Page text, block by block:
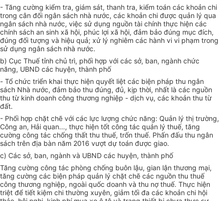
- Tăng cường kiểm tra, giám sát, thanh tra, kiểm toán các khoản chi
trong cân đối ngân sách nhà nước, các khoản chi được quản lý qua
ngân sách nhà nước, việc sử dụng nguồn tài chính thực hiện các
chính sách an sinh xã hội, phúc lợi xã hội, đảm bảo đúng mục đích,
đúng đối tượng và hiệu quả; xử lý nghiêm các hành vi vi phạm trong
sử dụng ngân sách nhà nước.
b) Cục Thuế tỉnh chủ trì, phối hợp với các sở, ban, ngành chức
năng, UBND các huyện, thành phố
- Tổ chức triển khai thực hiện quyết liệt các biện pháp thu ngân
sách Nhà nước, đảm bảo thu đúng, đủ, kịp thời, nhất là các nguồn
thu từ kinh doanh công thương nghiệp - dịch vụ, các khoản thu từ
đất.
- Phối hợp chặt chẽ với các lực lượng chức năng: Quản lý thị trường,
Công an, Hải quan..., thực hiện tốt công tác quản lý thuế, tăng
cường công tác chống thất thu thuế, trốn thuế. Phấn đấu thu ngân
sách trên địa bàn năm 2016 vượt dự toán được giao.
c) Các sở, ban, ngành và UBND các huyện, thành phố
Tăng cường công tác phòng chống buôn lậu, gian lận thương mại,
tăng cường các biện pháp quản lý chặt chẽ các nguồn thu thuế
công thương nghiệp, ngoài quốc doanh và thu nợ thuế. Thực hiện
triệt để tiết kiệm chi thường xuyên, giảm tối đa các khoản chi hội